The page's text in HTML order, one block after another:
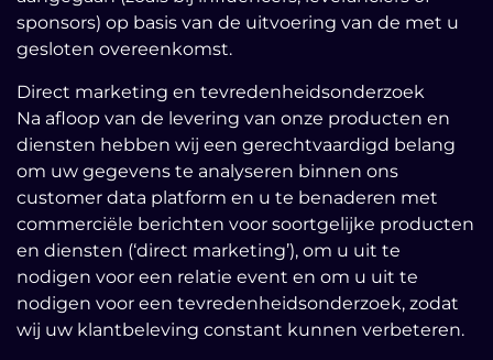
sponsors) op basis van de uitvoering van de met u
gesloten overeenkomst.
Direct marketing en tevredenheidsonderzoek
Na afloop van de levering van onze producten en
diensten hebben wij een gerechtvaardigd belang
om uw gegevens te analyseren binnen ons
customer data platform en u te benaderen met
commerciële berichten voor soortgelijke producten
en diensten (‘direct marketing’), om u uit te
nodigen voor een relatie event en om u uit te
nodigen voor een tevredenheidsonderzoek, zodat
wij uw klantbeleving constant kunnen verbeteren.